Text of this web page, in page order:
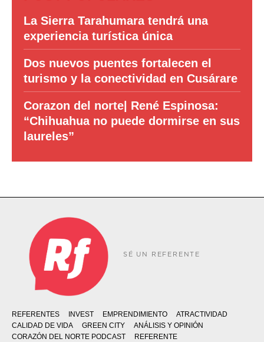
La Sierra Tarahumara tendrá una
experiencia turística única
Dos nuevos puentes fortalecen el
turismo y la conectividad en Cusárare
Corazon del norte| René Espinosa:
“Chihuahua no puede dormirse en sus
laureles”
SÉ UN REFERENTE
REFERENTES INVEST EMPRENDIMIENTO
ATRACTIVIDAD
CALIDAD DE VIDA
GREEN CITY
ANÁLISIS Y OPINIÓN
CORAZÓN DEL NORTE PODCAST
REFERENTE